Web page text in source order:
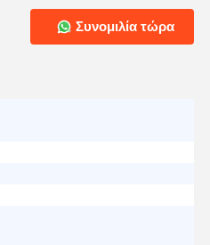
Συνομιλία τώρα